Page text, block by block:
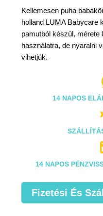
Kellemesen puha
holland LUMA Babycare
pamutból készül, mérete
használatra, de nyaralni
vihetjük.
14 NAPOS
14 NAPOS
Fizetési És